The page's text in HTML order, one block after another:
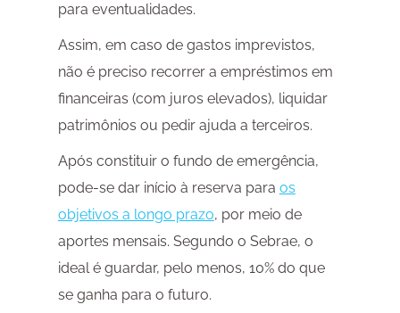
para eventualidades.
Assim, em caso de gastos imprevistos,
não é preciso recorrer a empréstimos em
financeiras (com juros elevados), liquidar
patrimônios ou pedir ajuda a terceiros.
Após constituir o fundo de emergência,
pode-se dar início à reserva para os
objetivos a longo prazo, por meio de
aportes mensais. Segundo o Sebrae, o
ideal é guardar, pelo menos, 10% do que
se ganha para o futuro.